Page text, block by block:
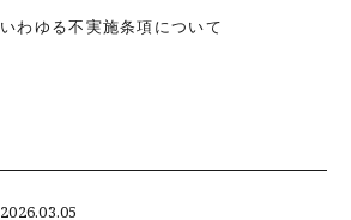
いわゆる不実施条項について
2026.03.05